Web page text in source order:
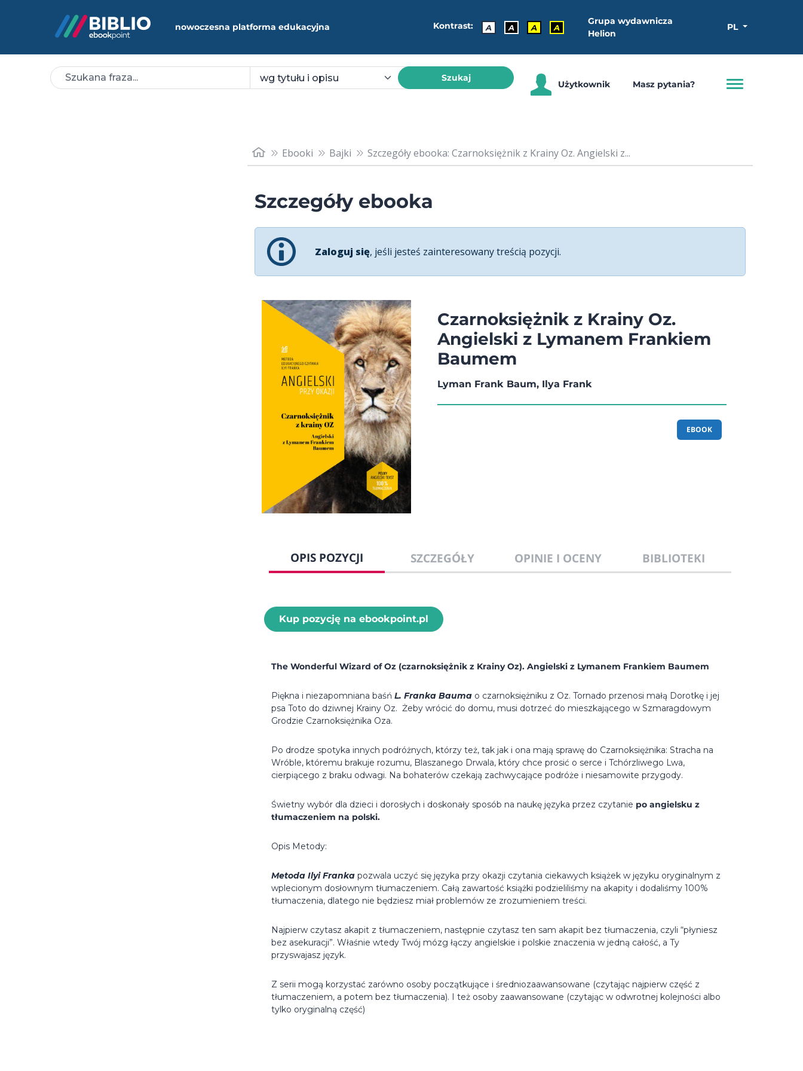
nowoczesna platforma edukacyjna Kontrast: A A A A
Grupa wydawnicza
Helion
PL
Szukaj
Użytkownik Masz pytania?
Ebooki Bajki Szczegóły ebooka: Czarnoksiężnik z Krainy Oz. Angielski z...
Szczegóły ebooka
Zaloguj się, jeśli jesteś zainteresowany treścią pozycji.
Czarnoksiężnik z Krainy Oz.
Angielski z Lymanem Frankiem
Baumem
Lyman Frank Baum, Ilya Frank
EBOOK
OPIS POZYCJI SZCZEGÓŁY OPINIE I OCENY BIBLIOTEKI
Kup pozycję na ebookpoint.pl
The Wonderful Wizard of Oz (czarnoksiężnik z Krainy Oz). Angielski z Lymanem Frankiem Baumem
Piękna i niezapomniana baśń L. Franka Bauma o czarnoksiężniku z Oz. Tornado przenosi małą Dorotkę i jej
psa Toto do dziwnej Krainy Oz. Żeby wrócić do domu, musi dotrzeć do mieszkającego w Szmaragdowym
Grodzie Czarnoksiężnika Oza.
Po drodze spotyka innych podróżnych, którzy też, tak jak i ona mają sprawę do Czarnoksiężnika: Stracha na
Wróble, któremu brakuje rozumu, Blaszanego Drwala, który chce prosić o serce i Tchórzliwego Lwa,
cierpiącego z braku odwagi. Na bohaterów czekają zachwycające podróże i niesamowite przygody.
Świetny wybór dla dzieci i dorosłych i doskonały sposób na naukę języka przez czytanie po angielsku z
tłumaczeniem na polski.
Opis Metody:
Metoda Ilyi Franka pozwala uczyć się języka przy okazji czytania ciekawych książek w języku oryginalnym z
wplecionym dosłownym tłumaczeniem. Całą zawartość książki podzieliliśmy na akapity i dodaliśmy 100%
tłumaczenia, dlatego nie będziesz miał problemów ze zrozumieniem treści.
Najpierw czytasz akapit z tłumaczeniem, następnie czytasz ten sam akapit bez tłumaczenia, czyli “płyniesz
bez asekuracji”. Właśnie wtedy Twój mózg łączy angielskie i polskie znaczenia w jedną całość, a Ty
przyswajasz język.
Z serii mogą korzystać zarówno osoby początkujące i średniozaawansowane (czytając najpierw część z
tłumaczeniem, a potem bez tłumaczenia). I też osoby zaawansowane (czytając w odwrotnej kolejności albo
tylko oryginalną część)